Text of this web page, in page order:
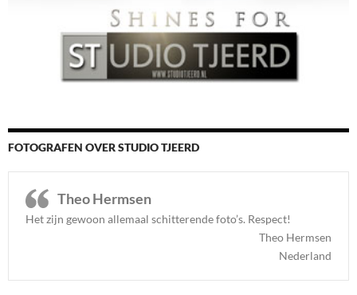
FOTOGRAFEN OVER STUDIO TJEERD
Theo Hermsen
Het zijn gewoon allemaal schitterende foto’s. Respect!
Theo Hermsen
Nederland